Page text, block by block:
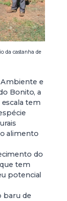
da castanha de
Ambiente e
Bonito, a
tem
alimento
do
tem
potencial
baru de